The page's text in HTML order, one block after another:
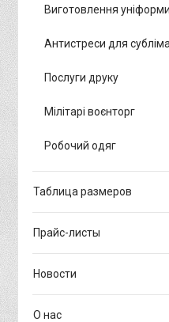
Виготовлення уніформи
Антистреси для
Послуги друку
Мілітарі воєнторг
Робочий одяг
Таблица размеров
Прайс-листы
Новости
О нас